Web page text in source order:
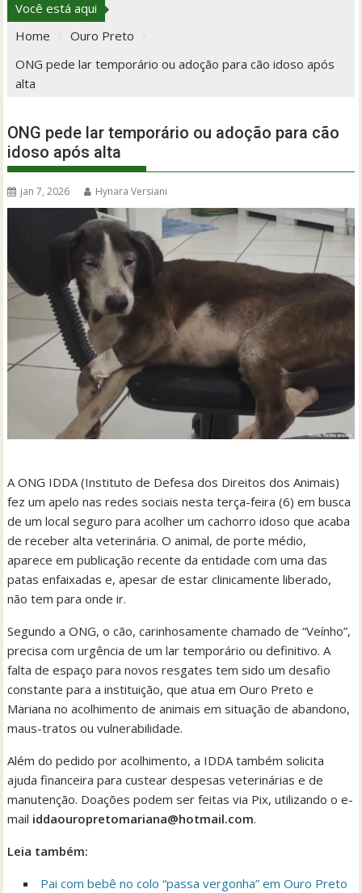
Você está aqui
Home
Ouro Preto
ONG pede lar temporário ou adoção para cão idoso após
alta
ONG pede lar temporário ou adoção para cão
idoso após alta
jan 7, 2026 Hynara Versiani
A ONG IDDA (Instituto de Defesa dos Direitos dos Animais)
fez um apelo nas redes sociais nesta terça-feira (6) em busca
de um local seguro para acolher um cachorro idoso que acaba
de receber alta veterinária. O animal, de porte médio,
aparece em publicação recente da entidade com uma das
patas enfaixadas e, apesar de estar clinicamente liberado,
não tem para onde ir.
Segundo a ONG, o cão, carinhosamente chamado de “Veínho”,
precisa com urgência de um lar temporário ou definitivo. A
falta de espaço para novos resgates tem sido um desafio
constante para a instituição, que atua em Ouro Preto e
Mariana no acolhimento de animais em situação de abandono,
maus-tratos ou vulnerabilidade.
Além do pedido por acolhimento, a IDDA também solicita
ajuda financeira para custear despesas veterinárias e de
manutenção. Doações podem ser feitas via Pix, utilizando o e-
mail iddaouropretomariana@hotmail.com.
Leia também:
Pai com bebê no colo “passa vergonha” em Ouro Preto